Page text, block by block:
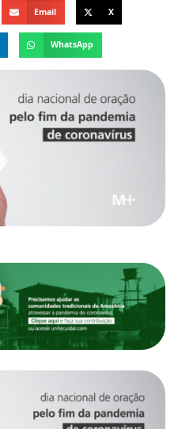
Email X
WhatsApp